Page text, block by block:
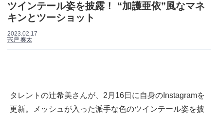
ツインテール姿を披露！ “加護亜依”風なマネ
キンとツーショット
2023.02.17
宍戸 奏太
タレントの辻希美さんが、2月16日に自身のInstagramを
更新。メッシュが入った派手な色のツインテール姿を披